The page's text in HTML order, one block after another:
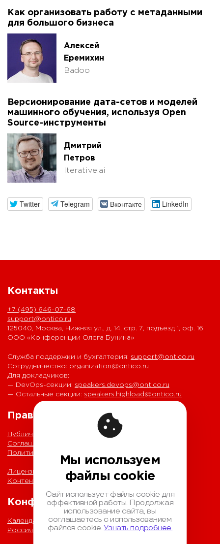
Как организовать работу с метаданными
для большого бизнеса
Алексей
Еремихин
Badoo
Версионирование дата-сетов и моделей
машинного обучения, используя Open
Source-инструменты
Дмитрий
Петров
Iterative.ai
Twitter Telegram Вконтакте LinkedIn
Контакты
+7 (495) 646-07-68
support@ontico.ru
125040, Москва, Нижняя ул., д. 14, стр. 7, подъезд 1, оф. 16
ООО «Конференции Олега Бунина»
Служба поддержки и бухгалтерия: support@ontico.ru
Сотрудничество: organization@ontico.ru
Для докладчиков:
— DevOps-секции: speakers.devops@ontico.ru
— Остальные секции: speakers.highload@ontico.ru
Конференции
Календарь
Россия IV
Правовая информация
Публичная оферта
Соглашение на обработку персональных данных
Политика обработки персональных данных
Лицензионный договор с Автором
Контентная политика конференции
Мы используем
файлы cookie
Сайт использует файлы cookie для
эффективной работы. Продолжая
использование сайта, вы
соглашаетесь с использованием
файлов cookie.Узнать подробнее.